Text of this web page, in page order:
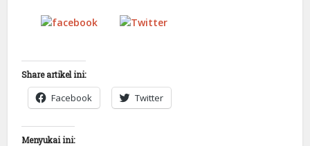
Tweet
Share artikel ini:
Facebook Twitter
Menyukai ini: